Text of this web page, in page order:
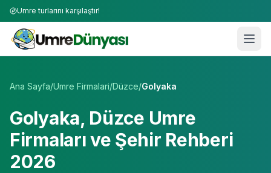
Umre turlarını karşılaştır!
Ana Sayfa/Umre Firmalari/Düzce/Golyaka
Golyaka, Düzce Umre
Firmaları ve Şehir Rehberi
2026